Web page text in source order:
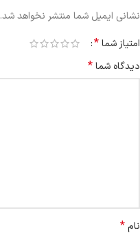
نشانی ایمیل شما منتشر نخواهد شد.
امتیاز شما*
دیدگاه شما*
نام*